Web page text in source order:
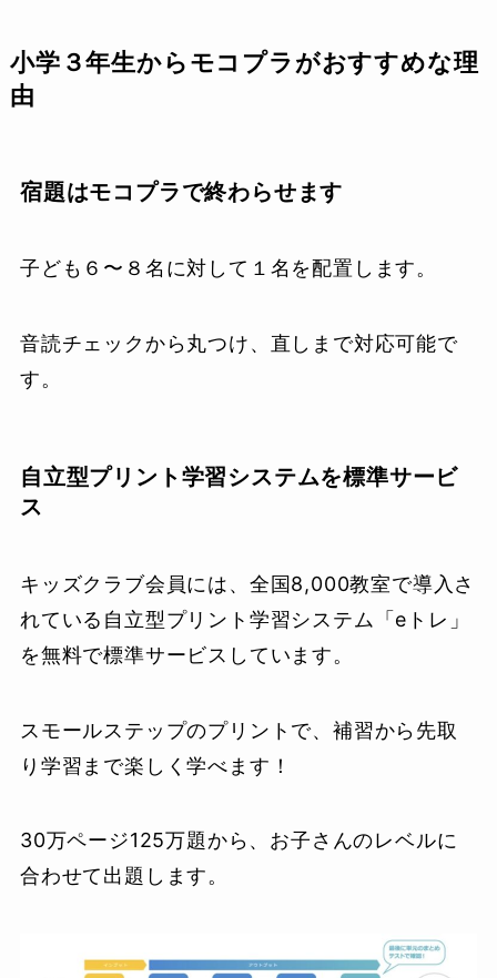
小学３年生からモコプラがおすすめな理
由
宿題はモコプラで終わらせます
子ども６〜８名に対して１名を配置します。
音読チェックから丸つけ、直しまで対応可能で
す。
自立型プリント学習システムを標準サービ
ス
キッズクラブ会員には、全国8,000教室で導入さ
れている自立型プリント学習システム「eトレ」
を無料で標準サービスしています。
スモールステップのプリントで、補習から先取
り学習まで楽しく学べます！
30万ページ125万題から、お子さんのレベルに
合わせて出題します。